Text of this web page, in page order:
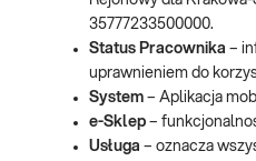
35777233500000.
Status Pracownika –
uprawnieniem do
System – Aplikacja
e-Sklep –
Usługa – oznacza